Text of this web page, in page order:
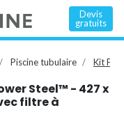
Devis
gratuits
Piscine tubulaire Kit
Steel™ - 427 x
filtre à